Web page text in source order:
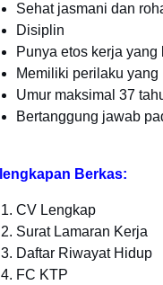
Sehat jasmani dan
Disiplin
Punya etos kerja yang
Memiliki perilaku yang
Umur maksimal 37
Bertanggung jawab
Berkas:
CV Lengkap
Surat Lamaran Kerja
Daftar Riwayat Hidup
FC KTP